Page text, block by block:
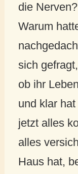
die
Warum
sich
ob ihr
und klar
jetzt alles
alles
Haus hat,